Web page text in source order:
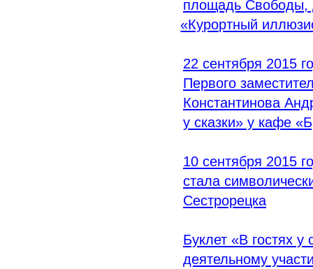
площадь Свободы,
«Курортный
22 сентября 2015
Первого
Константинова
у сказки» у кафе
10 сентября 2015
стала
Сестрорецка
Буклет «В гостях у
деятельному